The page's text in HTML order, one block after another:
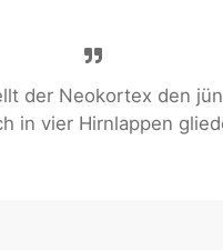
der Neokortex den
in vier Hirnlappen